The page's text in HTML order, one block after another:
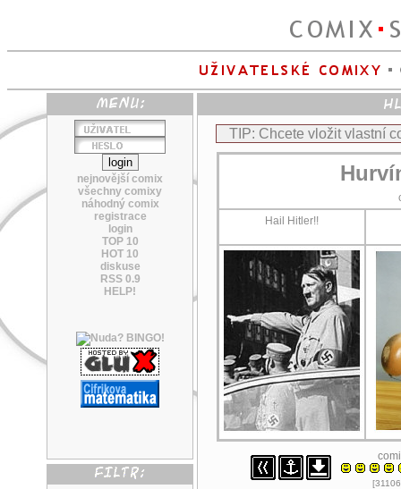
nejnovější comix
všechny comixy
náhodný comix
registrace
login
TOP 10
HOT 10
diskuse
RSS 0.9
HELP!
TIP: Chcete vložit vlastní
Hail Hitler!!